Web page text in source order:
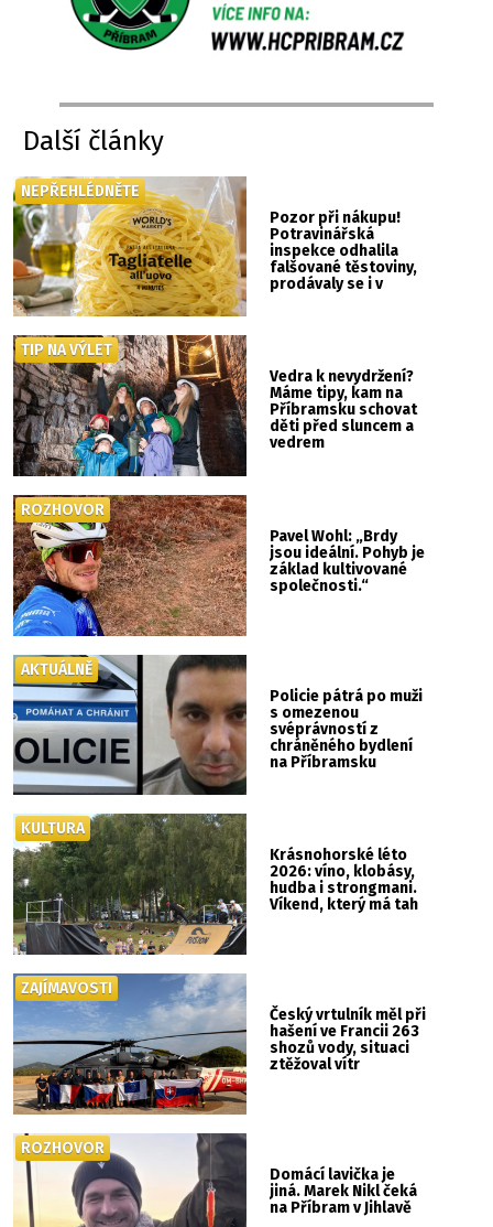
Další články
Pozor při nákupu!
Potravinářská
inspekce odhalila
falšované těstoviny,
prodávaly se i v
NEPŘEHLÉDNĚTE
Vedra k nevydržení?
Máme tipy, kam na
Příbramsku schovat
děti před sluncem a
vedrem
TIP NA VÝLET
Pavel Wohl: „Brdy
jsou ideální. Pohyb je
základ kultivované
společnosti.“
ROZHOVOR
Policie pátrá po muži
s omezenou
svéprávností z
chráněného bydlení
na Příbramsku
AKTUÁLNĚ
Krásnohorské léto
2026: víno, klobásy,
hudba i strongmani.
Víkend, který má tah
KULTURA
Český vrtulník měl při
hašení ve Francii 263
shozů vody, situaci
ztěžoval vítr
ZAJÍMAVOSTI
Domácí lavička je
jiná. Marek Nikl čeká
na Příbram v Jihlavě
ROZHOVOR